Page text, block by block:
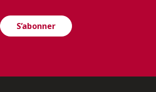
S’abonner